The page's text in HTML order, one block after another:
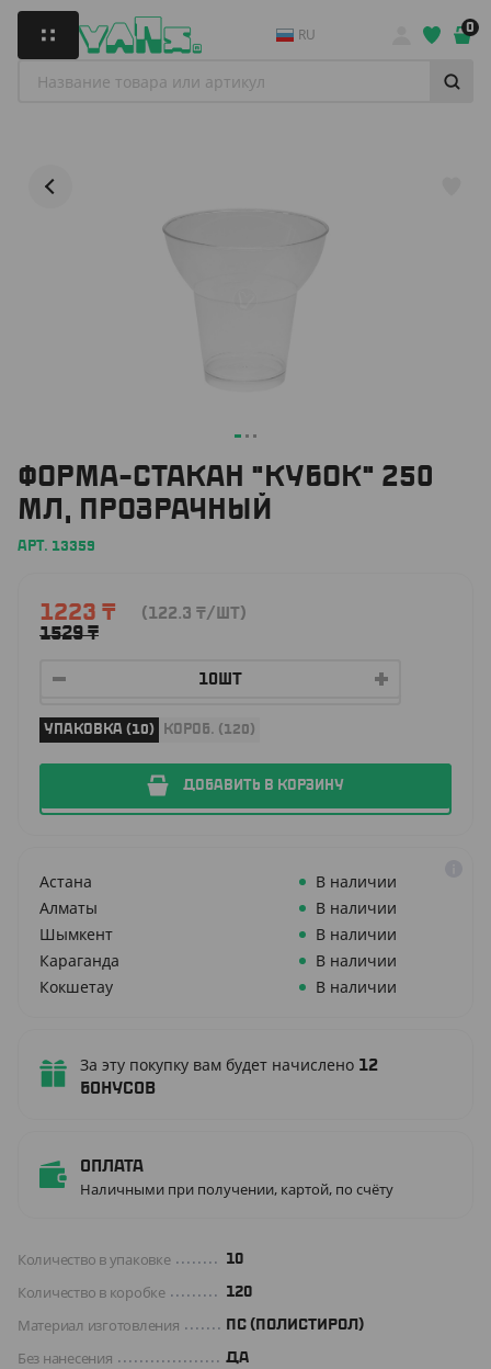
RU 0
ФОРМА-СТАКАН "КУБОК" 250
МЛ, ПРОЗРАЧНЫЙ
АРТ. 13359
1223 ₸
1529₸
(122.3 ₸/ШТ)
УПАКОВКА (10) КОРОБ. (120)
ДОБАВИТЬ В КОРЗИНУ
Астана
В наличии
Алматы
В наличии
Шымкент
В наличии
Караганда
В наличии
Кокшетау
В наличии
За эту покупку вам будет начислено 12
бонусов
Оплата
Наличными при получении, картой, по счёту
Количество в упаковке 10
Количество в коробке 120
Материал изготовления ПС (ПОЛИСТИРОЛ)
Без нанесения ДА